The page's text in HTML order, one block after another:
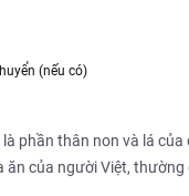
(nếu có)
phần thân non và lá của
của người Việt,